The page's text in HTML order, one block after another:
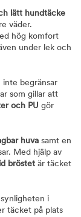
lätt hundtäcke
väder.
hög komfort
under lek och
inte begränsar
som gillar att
och PU gör
huva samt en
Med hjälp av
bröstet är täcket
i
täcket på plats